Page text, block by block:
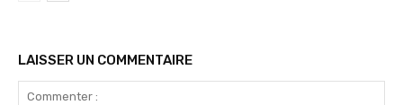
LAISSER UN COMMENTAIRE